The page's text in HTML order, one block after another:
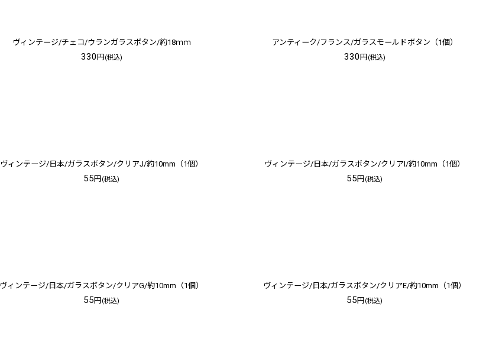
ヴィンテージ/チェコ/ウランガラスボタン/約18ｍｍ
330 円 (税込)
アンティーク/フランス/ガラスモールドボタン（1個）
330 円 (税込)
ヴィンテージ/日本/ガラスボタン/クリアJ/約10mm（1個）
55円 (税込)
ヴィンテージ/日本/ガラスボタン/クリアI/約10mm（1個）
55円 (税込)
ヴィンテージ/日本/ガラスボタン/クリアG/約10mm（1個）
55円 (税込)
ヴィンテージ/日本/ガラスボタン/クリアE/約10mm（1個）
55円 (税込)